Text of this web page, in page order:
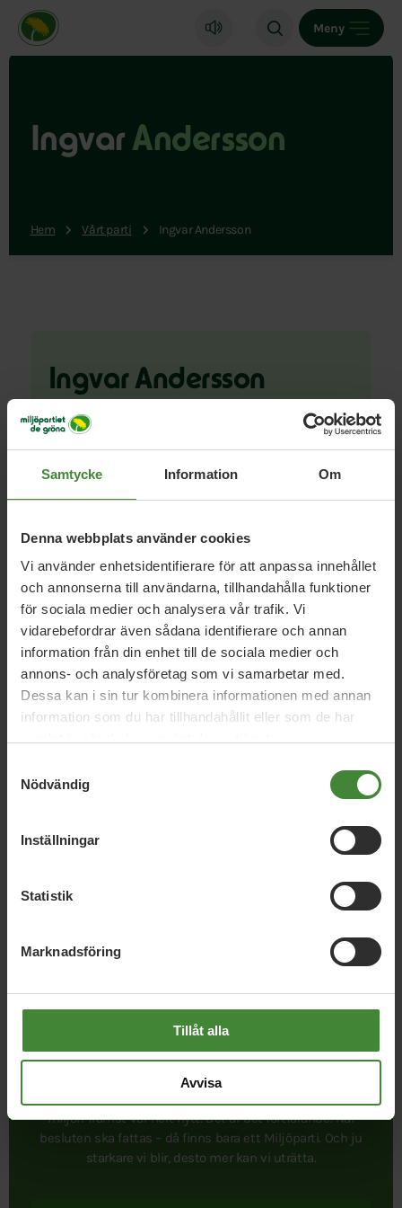
Samtycke Information Om
Denna webbplats använder cookies
Vi använder enhetsidentifierare för att anpassa innehållet
och annonserna till användarna, tillhandahålla funktioner
för sociala medier och analysera vår trafik. Vi
vidarebefordrar även sådana identifierare och annan
information från din enhet till de sociala medier och
annons- och analysföretag som vi samarbetar med.
Dessa kan i sin tur kombinera informationen med annan
information som du har tillhandahållit eller som de har
Nödvändig
Inställningar
Statistik
Marknadsföring
Tillåt alla
Avvisa
Miljöpartiet de gröna, startsida
Meny
Ingvar Andersson
Hem Vårt parti Ingvar Andersson
Ingvar Andersson
070-656 93 37
sai_andersson@hotmail.com
Dela denna sida och hjälp oss
attsprida vårt budskap
miljön främst var helt nytt. Det är det fortfarande. När
besluten ska fattas – då finns bara ett Miljöparti. Och ju
starkare vi blir, desto mer kan vi uträtta.